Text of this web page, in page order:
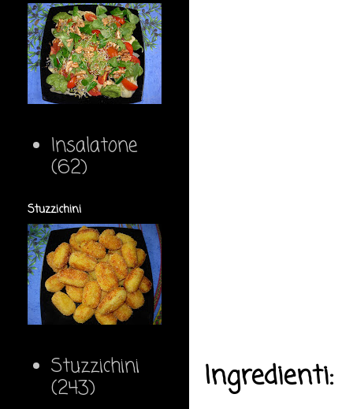
Ingredienti:
Insalatone
(62)
Stuzzichini
Stuzzichini
(243)